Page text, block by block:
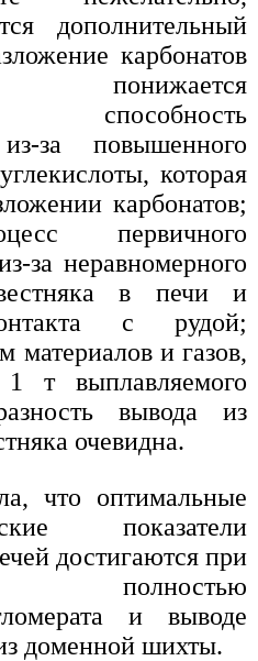
дополнительный
карбонатов
понижается
способность
за повышенного
которая
карбонатов;
первичного
за неравномерного
в печи и
с рудой;
материалов и газов,
т выплавляемого
вывода из
очевидна.
что оптимальные
показатели
достигаются при
полностью
и выводе
доменной шихты.